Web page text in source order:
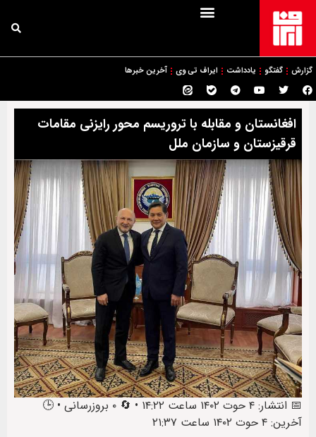
گزارش گفتگو یادداشت ایراف تی وی آخرین خبرها
افغانستان و مقابله با تروریسم محور رایزنی مقامات
قرقیزستان و سازمان ملل
📅 انتشار: ۴ حوت ۱۴۰۲ ساعت ۱۴:۲۲ • 🔄 ۰ بروزرسانی • 🕒
آخرین: ۴ حوت ۱۴۰۲ ساعت ۲۱:۳۷